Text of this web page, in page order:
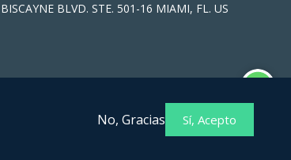
BLVD. STE. 501-16 MIAMI, FL. US
Política de privacidad para miembros afiliados
No, Gracias Sí, Acepto